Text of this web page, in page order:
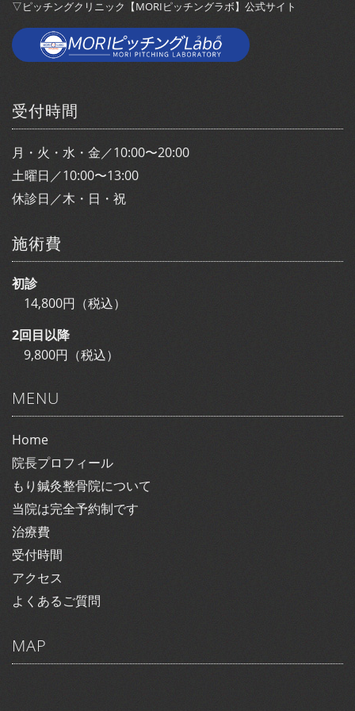
▽ピッチングクリニック【MORIピッチングラボ】公式サイト
受付時間
月・火・水・金／10:00〜20:00
土曜日／10:00〜13:00
休診日／木・日・祝
施術費
初診
14,800円（税込）
2回目以降
9,800円（税込）
MENU
Home
院長プロフィール
もり鍼灸整骨院について
当院は完全予約制です
治療費
受付時間
アクセス
よくあるご質問
MAP